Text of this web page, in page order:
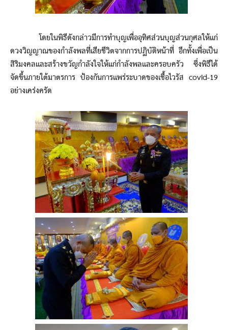
โดยในพิธีดังกล่าวมีการทำบุญเพื่ออุทิศส่วนบุญส่วนกุศลให้แก่
ดวงวิญญาณของกำลังพลที่เสียชีวิตจากการปฏิบัติหน้าที่ อีกทั้งเพื่อเป็น
สิริมงคลและสร้างขวัญกำลังใจให้แก่กำลังพลและครอบครัว ซึ่งพิธีได้
จัดขึ้นภายใต้มาตรการ ป้องกันการแพร่ระบาดของเชื้อไวรัส covid-19
อย่างเคร่งครัด